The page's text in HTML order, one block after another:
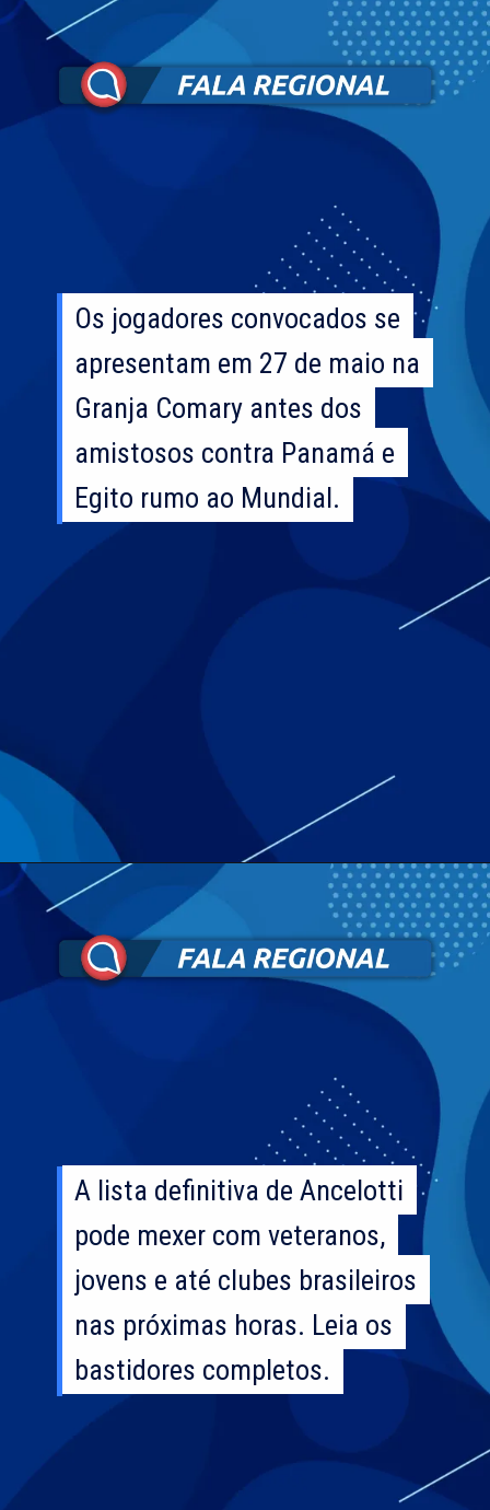
Os jogadores convocados se
apresentam em 27 de maio na
Granja Comary antes dos
amistosos contra Panamá e
Egito rumo ao Mundial.
Os jogadores convocados se
apresentam em 27 de maio na
Granja Comary antes dos
amistosos contra Panamá e
Egito rumo ao Mundial.
A lista definitiva de Ancelotti
pode mexer com veteranos,
jovens e até clubes brasileiros
nas próximas horas. Leia os
bastidores completos.
A lista definitiva de Ancelotti
pode mexer com veteranos,
jovens e até clubes brasileiros
nas próximas horas. Leia os
bastidores completos.